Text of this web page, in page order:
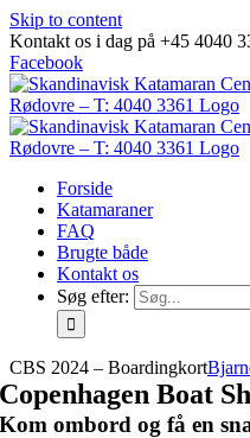
Skip to content
Kontakt os i dag på +45 4040
Facebook
Forside
Katamaraner
FAQ
Brugte både
Kontakt os
Søg efter:
CBS 2024 – Boardingkort
Copenhagen Boat
Kom ombord og få en